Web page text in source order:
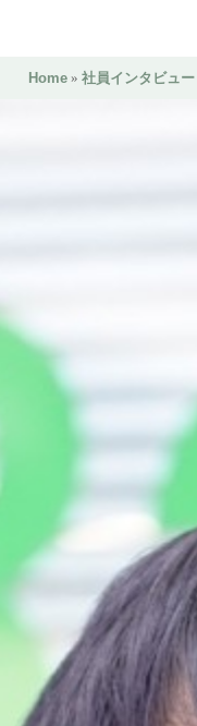
Home » 社員インタビュー